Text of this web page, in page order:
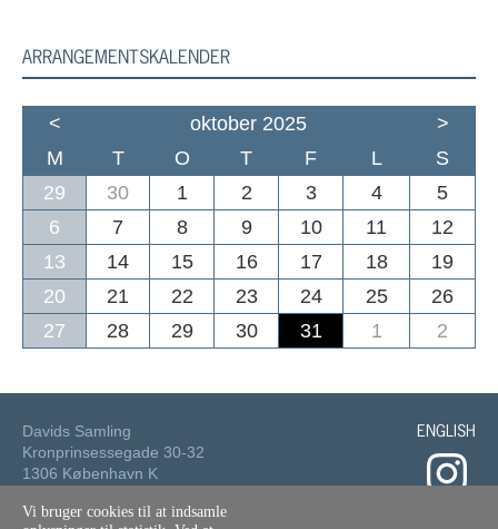
ARRANGEMENTSKALENDER
< oktober 2025
>
M
T O T F L
S
29
30 1 2 3 4
5
6
7 8 9 10 11
12
13
14 15 16 17 18
19
20
21 22 23 24 25
26
27
28 29 30 31 1 2
Davids Samling
Kronprinsessegade 30-32
1306 København K
Tlf.: 33 73 49 49
ENGLISH
Vi bruger cookies til at indsamle